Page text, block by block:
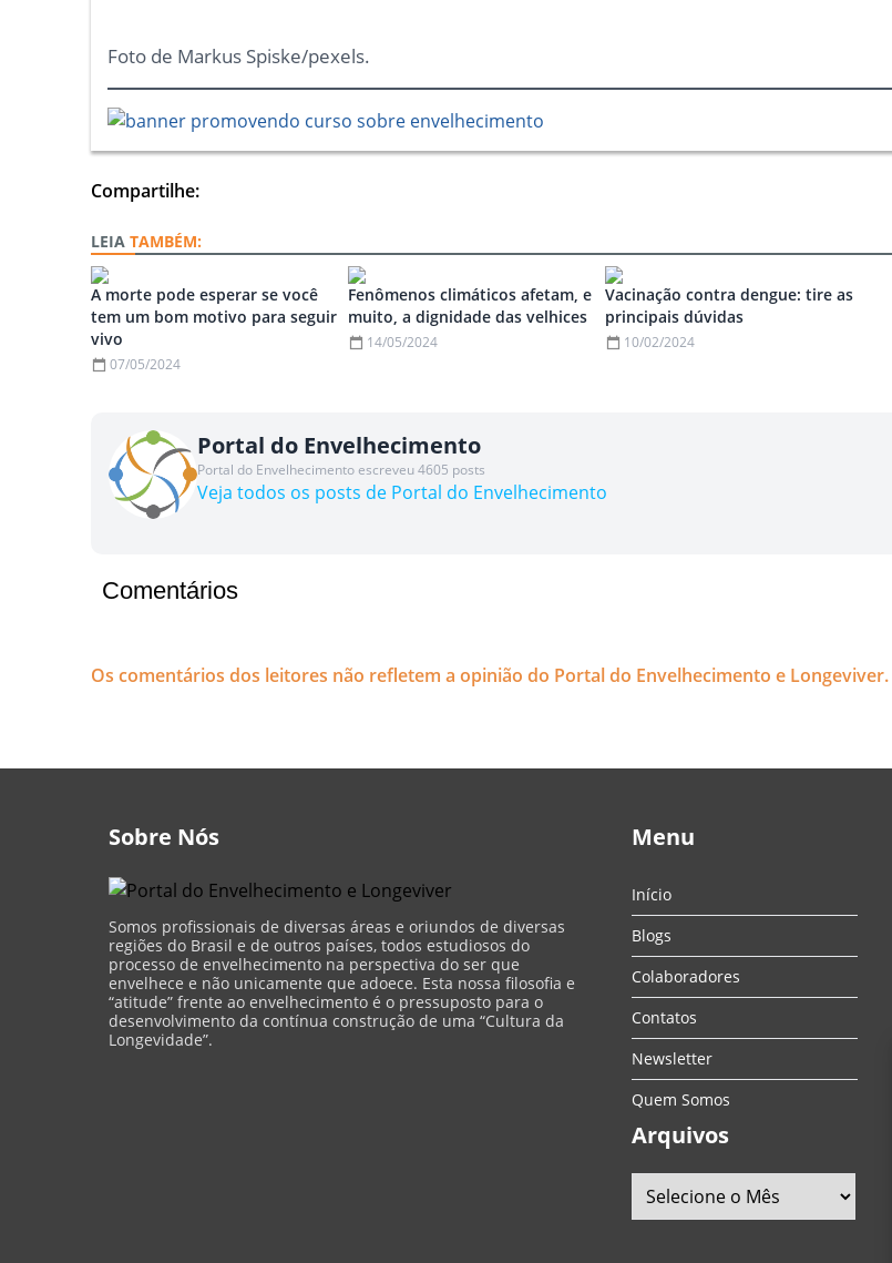
Foto de Markus Spiske/pexels.
Compartilhe:
TAMBÉM:
A morte pode esperar se você
tem um bom motivo para seguir
vivo
07/05/2024
Fenômenos climáticos afetam, e
muito, a dignidade das velhices
14/05/2024
Vacinação contra dengue: tire as
principais dúvidas
10/02/2024
Portal do Envelhecimento
Portal do Envelhecimento escreveu 4605 posts
Veja todos os posts de Portal do Envelhecimento
Comentários
Os comentários dos leitores não refletem a opinião do Portal do Envelhecimento e Longeviver.
Sobre Nós
Somos profissionais de diversas áreas e oriundos de diversas
regiões do Brasil e de outros países, todos estudiosos do
processo de envelhecimento na perspectiva do ser que
envelhece e não unicamente que adoece. Esta nossa filosofia e
“atitude” frente ao envelhecimento é o pressuposto para o
desenvolvimento da contínua construção de uma “Cultura da
Longevidade”.
Menu
Início
Blogs
Colaboradores
Contatos
Newsletter
Quem Somos
Arquivos